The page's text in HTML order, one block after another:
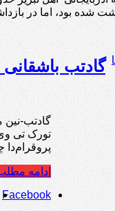
شده بود، اما در
گادتب
گادتب-نین
تورک تی
ادامه
Facebook